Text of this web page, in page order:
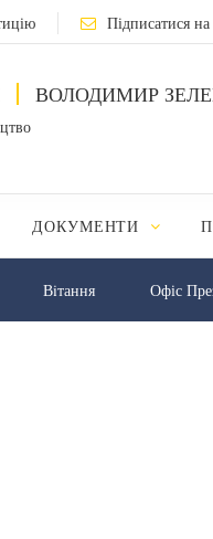
Підписатися
ВОЛОДИМИР
ДОКУМЕНТИ
Вiтання Офіс